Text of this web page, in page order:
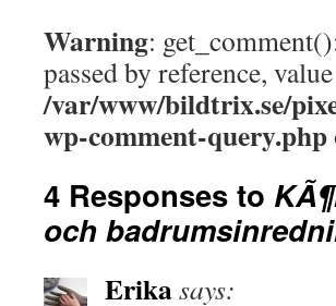
Warning:
passed by reference,
/var/www/bildtrix.se/
wp-comment-query.php
4 Responses to
och
Erikasays: